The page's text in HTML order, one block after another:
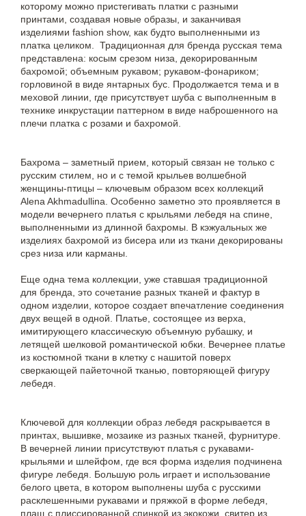
которому можно пристегивать платки с разными
принтами, создавая новые образы, и заканчивая
изделиями fashion show, как будто выполненными из
платка целиком. Традиционная для бренда русская тема
представлена: косым срезом низа, декорированным
бахромой; объемным рукавом; рукавом-фонариком;
горловиной в виде янтарных бус. Продолжается тема и в
меховой линии, где присутствует шуба с выполненным в
технике инкрустации паттерном в виде наброшенного на
плечи платка с розами и бахромой.
Бахрома – заметный прием, который связан не только с
русским стилем, но и с темой крыльев волшебной
женщины-птицы – ключевым образом всех коллекций
Alena Akhmadullina. Особенно заметно это проявляется в
модели вечернего платья с крыльями лебедя на спине,
выполненными из длинной бахромы. В кэжуальных же
изделиях бахромой из бисера или из ткани декорированы
срез низа или карманы.
Еще одна тема коллекции, уже ставшая традиционной
для бренда, это сочетание разных тканей и фактур в
одном изделии, которое создает впечатление соединения
двух вещей в одной. Платье, состоящее из верха,
имитирующего классическую объемную рубашку, и
летящей шелковой романтической юбки. Вечернее платье
из костюмной ткани в клетку с нашитой поверх
сверкающей пайеточной тканью, повторяющей фигуру
лебедя.
Ключевой для коллекции образ лебедя раскрывается в
принтах, вышивке, мозаике из разных тканей, фурнитуре.
В вечерней линии присутствуют платья с рукавами-
крыльями и шлейфом, где вся форма изделия подчинена
фигуре лебедя. Большую роль играет и использование
белого цвета, в котором выполнены шуба с русскими
расклешенными рукавами и пряжкой в форме лебедя,
плащ с плиссированной спинкой из экокожи, свитер из